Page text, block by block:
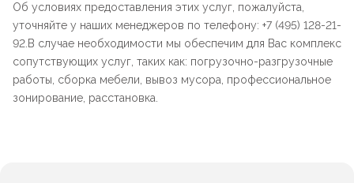
Об условиях предоставления этих услуг, пожалуйста,
уточняйте у наших менеджеров по телефону: +7 (495) 128-21-
92.В случае необходимости мы обеспечим для Вас комплекс
сопутствующих услуг, таких как: погрузочно-разгрузочные
работы, сборка мебели, вывоз мусора, профессиональное
зонирование, расстановка.